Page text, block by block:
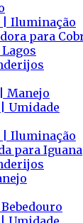
| Iluminação
para
Manejo
Umidade
| Iluminação
para Iguana